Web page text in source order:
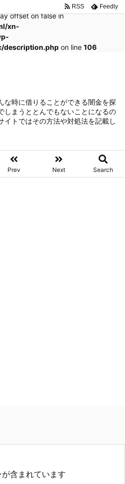
offset on false in
xn-
description.php on line 106
な時に借りることができる闇金を探
しまうととんでもないことになるの
イトではその方法や対処法を記載し
Prev Next Search
RSS Feedly
含まれています